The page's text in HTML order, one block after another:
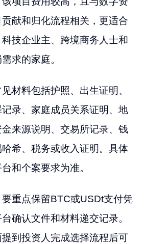
献和归化流程相关，更适合
技企业主、跨境商务人士和
求的家庭。
材料包括护照、出生证明、
录、家庭成员关系证明、地
来源说明、交易所记录、钱
希、税务或收入证明。具体
和个案要求为准。
重点保留BTC或USDt支付凭
确认文件和材料递交记录。
到投资人完成选择流程后可